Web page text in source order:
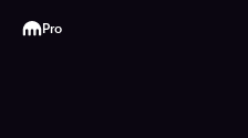
Kraken
Pro